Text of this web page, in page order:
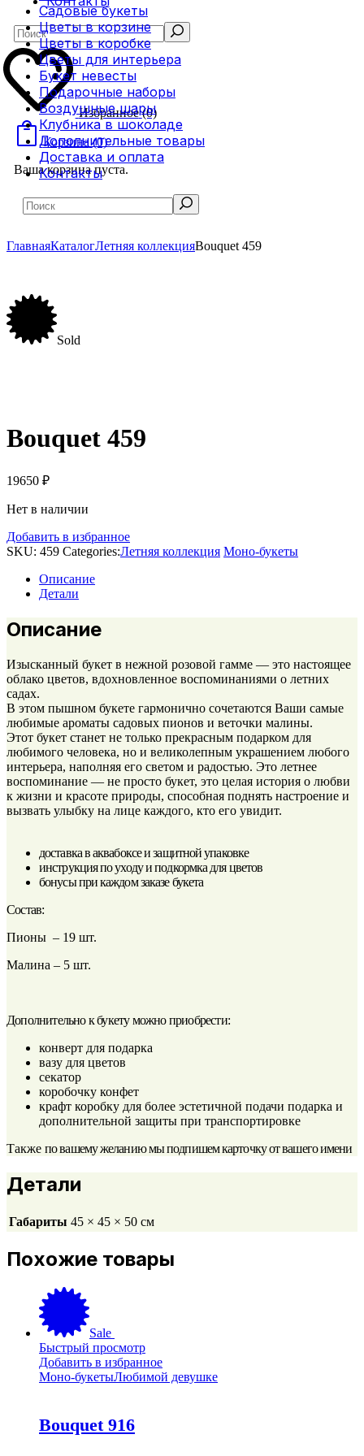
Search
Избранное (0)
Корзина (0)
Ваша корзина пуста.
Садовые букеты
Цветы в корзине
Цветы в коробке
Цветы для интерьера
Букет невесты
Подарочные наборы
Воздушные шары
Клубника в шоколаде
Дополнительные товары
Доставка и оплата
Контакты
Search
ГлавнаяКаталогЛетняя коллекцияBouquet 459
Sold
Bouquet 459
19650 ₽
Нет в наличии
Добавить в избранное
SKU: 459 Categories:Летняя коллекция Моно-букеты
Описание
Детали
Описание
Изысканный букет в нежной розовой гамме — это настоящее
облако цветов, вдохновленное воспоминаниями о летних
садах.
В этом пышном букете гармонично сочетаются Ваши самые
любимые ароматы садовых пионов и веточки малины.
Этот букет станет не только прекрасным подарком для
любимого человека, но и великолепным украшением любого
интерьера, наполняя его светом и радостью. Это летнее
воспоминание — не просто букет, это целая история о любви
к жизни и красоте природы, способная поднять настроение и
вызвать улыбку на лице каждого, кто его увидит.
доставка в аквабоксе и защитной упаковке
инструкция по уходу и подкормка для цветов
бонусы при каждом заказе букета
Состав:
Пионы – 19 шт.
Малина – 5 шт.
Дополнительно к букету можно приобрести:
конверт для подарка
вазу для цветов
секатор
коробочку конфет
крафт коробку для более эстетичной подачи подарка и
дополнительной защиты при транспортировке
Также по вашему желанию мы подпишем карточку от вашего имени
Детали
Габариты 45 × 45 × 50 см
Похожие товары
Sale
Быстрый просмотр
Добавить в избранное
Моно-букетыЛюбимой девушке
Bouquet 916